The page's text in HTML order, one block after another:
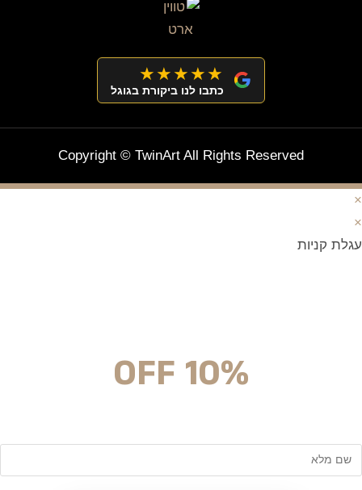
★★★★★
כתבו לנו ביקורת בגוגל
Copyright © TwinArt All Rights Reserved
×
×
עגלת קניות
10% OFF